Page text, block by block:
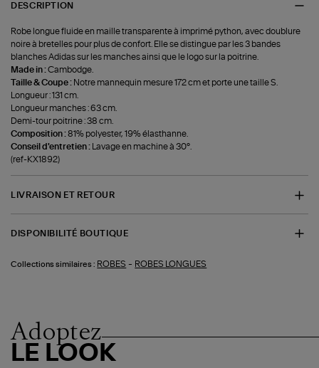
DESCRIPTION
Robe longue fluide en maille transparente à imprimé python, avec doublure
noire à bretelles pour plus de confort. Elle se distingue par les 3 bandes
blanches Adidas sur les manches ainsi que le logo sur la poitrine.
Made in :Cambodge.
Taille & Coupe : Notre mannequin mesure 172 cm et porte une taille S.
Longueur : 131 cm.
Longueur manches : 63 cm.
Demi-tour poitrine : 38 cm.
Composition :81% polyester, 19% élasthanne.
Conseil d'entretien : Lavage en machine à 30°.
(ref-KX1892)
LIVRAISON ET RETOUR
DISPONIBILITÉ BOUTIQUE
Collections similaires : ROBES - ROBES LONGUES
Adoptez
LE LOOK